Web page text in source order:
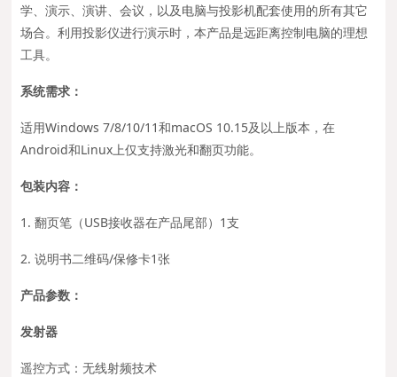
学、演示、演讲、会议，以及电脑与投影机配套使用的所有其它
场合。利用投影仪进行演示时，本产品是远距离控制电脑的理想
工具。
系统需求：
适用Windows 7/8/10/11和macOS 10.15及以上版本，在
Android和Linux上仅支持激光和翻页功能。
包装内容：
1. 翻页笔（USB接收器在产品尾部）1支
2. 说明书二维码/保修卡1张
产品参数：
发射器
遥控方式：无线射频技术